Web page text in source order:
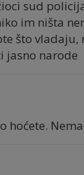
sud
im ništa
što vladaju,
jasno narode
hoćete.